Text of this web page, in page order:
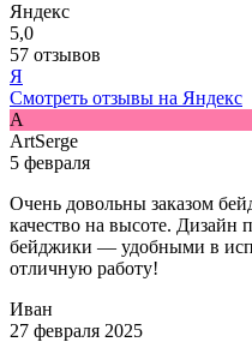
Яндекс
5,0
57 отзывов
Я
Смотреть отзывы на Яндекс
A
ArtSerge
5 февраля
Очень довольны заказом
качество на высоте. Дизайн
бейджики — удобными в
отличную работу!
Иван
27 февраля 2025